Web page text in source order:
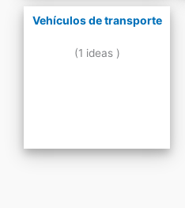
Vehículos de transporte
(1 ideas )